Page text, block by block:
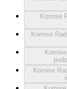
Komise
Komise
Komise